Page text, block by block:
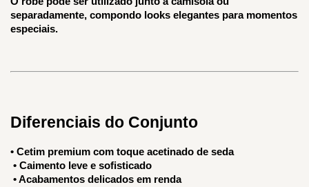
separadamente, compondo looks elegantes para momentos
especiais.
Diferenciais do Conjunto
• Cetim premium com toque acetinado de seda
• Caimento leve e sofisticado
• Acabamentos delicados em renda